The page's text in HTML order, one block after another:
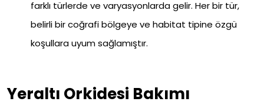
farklı türlerde ve varyasyonlarda gelir. Her bir tür,
belirli bir coğrafi bölgeye ve habitat tipine özgü
koşullara uyum sağlamıştır.
Yeraltı Orkidesi Bakımı